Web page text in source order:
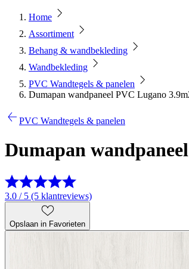
Home
Assortiment
Behang & wandbekleding
Wandbekleding
PVC Wandtegels & panelen
Dumapan wandpaneel PVC Lugano
PVC Wandtegels & panelen
Dumapan
3.0 / 5 (5 klantreviews)
Opslaan in Favorieten